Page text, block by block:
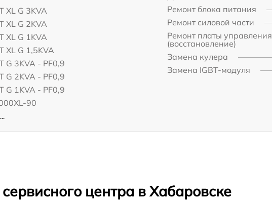
XL G 3KVA
XL G 2KVA
XL G 1KVA
XL G 1,5KVA
G 3KVA - PF0,9
G 2KVA - PF0,9
G 1KVA - PF0,9
90
Ремонт блока питания
Ремонт силовой части
Ремонт платы управления
(восстановление)
Замена кулера
Замена IGBT-модуля
центра в Хабаровске